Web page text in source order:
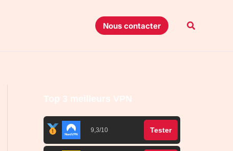
Nous contacter
Top 3 meilleurs VPN
9,3/10 Tester